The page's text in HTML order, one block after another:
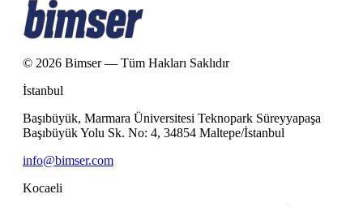
© 2026 Bimser — Tüm Hakları Saklıdır
İstanbul
Başıbüyük, Marmara Üniversitesi Teknopark Süreyyapaşa
Başıbüyük Yolu Sk. No: 4, 34854 Maltepe/İstanbul
info@bimser.com
Kocaeli